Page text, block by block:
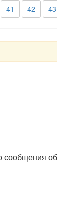
41 42 43
сообщения